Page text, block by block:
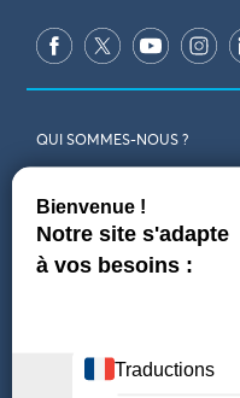
QUI SOMMES-NOUS ?
REJOIGNEZ-NOUS
CONTACT